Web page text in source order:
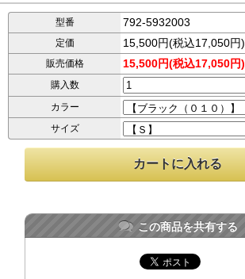
型番 792-5932003
定価 15,500円(税込17,050円)
販売価格 15,500円(税込17,050円)
購入数
カラー
サイズ
この商品を共有する